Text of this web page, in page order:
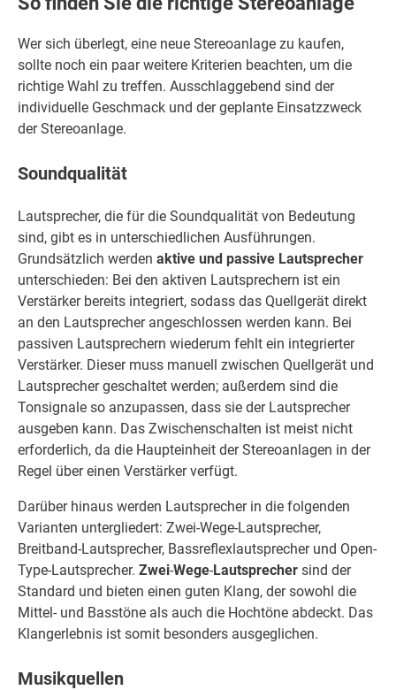
Wer sich überlegt, eine neue Stereoanlage zu kaufen,
sollte noch ein paar weitere Kriterien beachten, um die
richtige Wahl zu treffen. Ausschlaggebend sind der
individuelle Geschmack und der geplante Einsatzzweck
der Stereoanlage.
Soundqualität
Lautsprecher, die für die Soundqualität von Bedeutung
sind, gibt es in unterschiedlichen Ausführungen.
Grundsätzlich werden aktive und passive Lautsprecher
unterschieden: Bei den aktiven Lautsprechern ist ein
Verstärker bereits integriert, sodass das Quellgerät direkt
an den Lautsprecher angeschlossen werden kann. Bei
passiven Lautsprechern wiederum fehlt ein integrierter
Verstärker. Dieser muss manuell zwischen Quellgerät und
Lautsprecher geschaltet werden; außerdem sind die
Tonsignale so anzupassen, dass sie der Lautsprecher
ausgeben kann. Das Zwischenschalten ist meist nicht
erforderlich, da die Haupteinheit der Stereoanlagen in der
Regel über einen Verstärker verfügt.
Darüber hinaus werden Lautsprecher in die folgenden
Varianten untergliedert: Zwei-Wege-Lautsprecher,
Breitband-Lautsprecher, Bassreflexlautsprecher und Open-
Type-Lautsprecher. Zwei-Wege-Lautsprecher sind der
Standard und bieten einen guten Klang, der sowohl die
Mittel- und Basstöne als auch die Hochtöne abdeckt. Das
Klangerlebnis ist somit besonders ausgeglichen.
Musikquellen